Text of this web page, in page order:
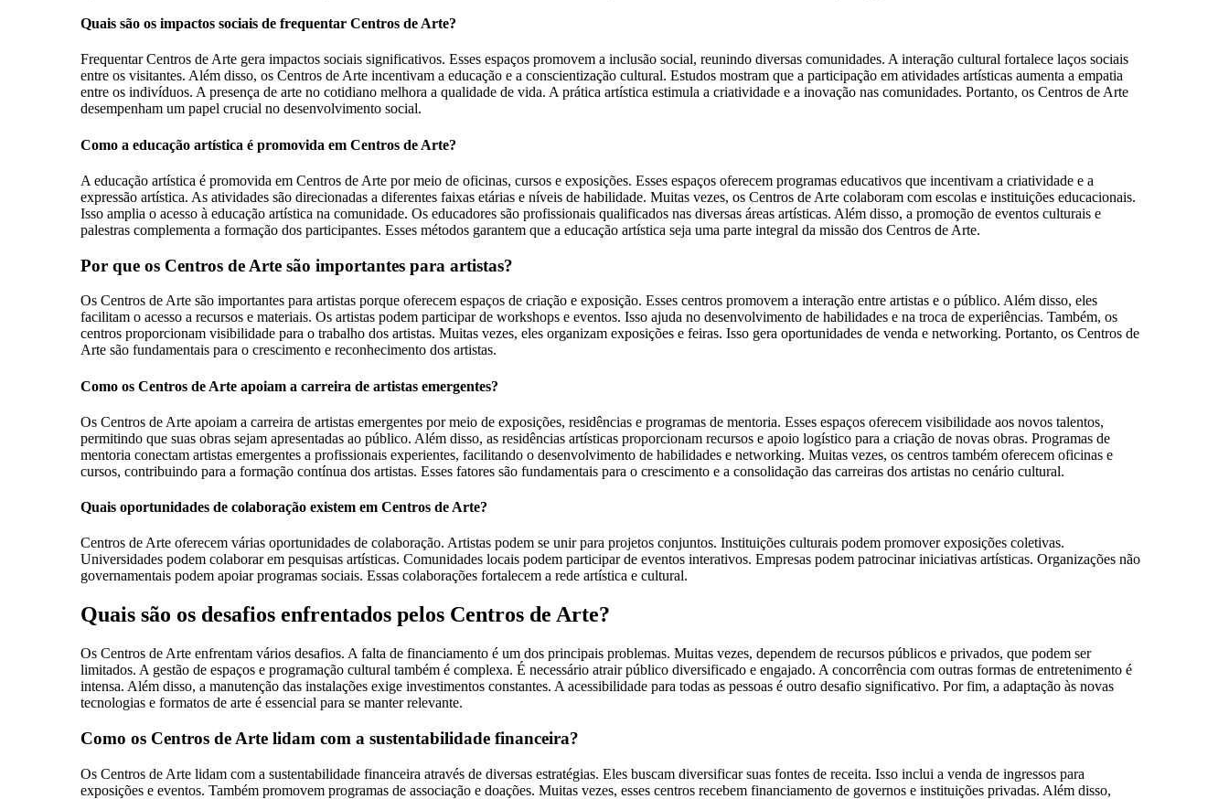
Quais são os impactos sociais de frequentar Centros de Arte?
Frequentar Centros de Arte gera impactos sociais significativos. Esses espaços promovem a inclusão social, reunindo diversas comunidades. A interação cultural fortalece laços sociais
entre os visitantes. Além disso, os Centros de Arte incentivam a educação e a conscientização cultural. Estudos mostram que a participação em atividades artísticas aumenta a empatia
entre os indivíduos. A presença de arte no cotidiano melhora a qualidade de vida. A prática artística estimula a criatividade e a inovação nas comunidades. Portanto, os Centros de Arte
desempenham um papel crucial no desenvolvimento social.
Como a educação artística é promovida em Centros de Arte?
A educação artística é promovida em Centros de Arte por meio de oficinas, cursos e exposições. Esses espaços oferecem programas educativos que incentivam a criatividade e a
expressão artística. As atividades são direcionadas a diferentes faixas etárias e níveis de habilidade. Muitas vezes, os Centros de Arte colaboram com escolas e instituições educacionais.
Isso amplia o acesso à educação artística na comunidade. Os educadores são profissionais qualificados nas diversas áreas artísticas. Além disso, a promoção de eventos culturais e
palestras complementa a formação dos participantes. Esses métodos garantem que a educação artística seja uma parte integral da missão dos Centros de Arte.
Por que os Centros de Arte são importantes para artistas?
Os Centros de Arte são importantes para artistas porque oferecem espaços de criação e exposição. Esses centros promovem a interação entre artistas e o público. Além disso, eles
facilitam o acesso a recursos e materiais. Os artistas podem participar de workshops e eventos. Isso ajuda no desenvolvimento de habilidades e na troca de experiências. Também, os
centros proporcionam visibilidade para o trabalho dos artistas. Muitas vezes, eles organizam exposições e feiras. Isso gera oportunidades de venda e networking. Portanto, os Centros de
Arte são fundamentais para o crescimento e reconhecimento dos artistas.
Como os Centros de Arte apoiam a carreira de artistas emergentes?
Os Centros de Arte apoiam a carreira de artistas emergentes por meio de exposições, residências e programas de mentoria. Esses espaços oferecem visibilidade aos novos talentos,
permitindo que suas obras sejam apresentadas ao público. Além disso, as residências artísticas proporcionam recursos e apoio logístico para a criação de novas obras. Programas de
mentoria conectam artistas emergentes a profissionais experientes, facilitando o desenvolvimento de habilidades e networking. Muitas vezes, os centros também oferecem oficinas e
cursos, contribuindo para a formação contínua dos artistas. Esses fatores são fundamentais para o crescimento e a consolidação das carreiras dos artistas no cenário cultural.
Quais oportunidades de colaboração existem em Centros de Arte?
Centros de Arte oferecem várias oportunidades de colaboração. Artistas podem se unir para projetos conjuntos. Instituições culturais podem promover exposições coletivas.
Universidades podem colaborar em pesquisas artísticas. Comunidades locais podem participar de eventos interativos. Empresas podem patrocinar iniciativas artísticas. Organizações não
governamentais podem apoiar programas sociais. Essas colaborações fortalecem a rede artística e cultural.
Quais são os desafios enfrentados pelos Centros de Arte?
Os Centros de Arte enfrentam vários desafios. A falta de financiamento é um dos principais problemas. Muitas vezes, dependem de recursos públicos e privados, que podem ser
limitados. A gestão de espaços e programação cultural também é complexa. É necessário atrair público diversificado e engajado. A concorrência com outras formas de entretenimento é
intensa. Além disso, a manutenção das instalações exige investimentos constantes. A acessibilidade para todas as pessoas é outro desafio significativo. Por fim, a adaptação às novas
tecnologias e formatos de arte é essencial para se manter relevante.
Como os Centros de Arte lidam com a sustentabilidade financeira?
Os Centros de Arte lidam com a sustentabilidade financeira através de diversas estratégias. Eles buscam diversificar suas fontes de receita. Isso inclui a venda de ingressos para
exposições e eventos. Também promovem programas de associação e doações. Muitas vezes, esses centros recebem financiamento de governos e instituições privadas. Além disso,